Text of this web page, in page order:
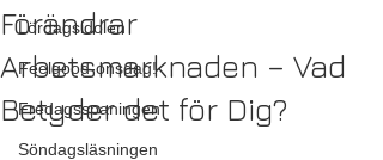
Lördagsidolen
Feelgood-onsdag!
Fredagsspaningen
Söndagsläsningen
Förändrar
Arbetsmarknaden – Vad
Betyder det för Dig?